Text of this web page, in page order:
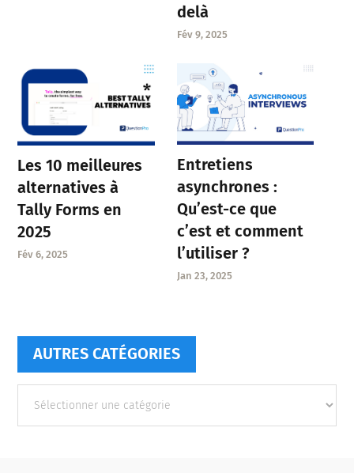
delà
Fév 9, 2025
Les 10 meilleures
alternatives à
Tally Forms en
2025
Fév 6, 2025
Entretiens
asynchrones :
Qu’est-ce que
c’est et comment
l’utiliser ?
Jan 23, 2025
AUTRES CATÉGORIES
catégories